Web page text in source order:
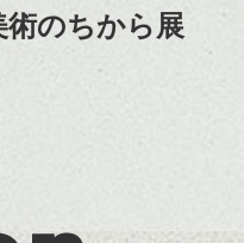
のちから展